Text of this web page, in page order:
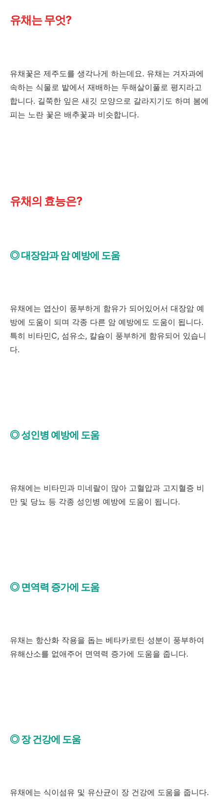
유채는 무엇?
유채꽃은 제주도를 생각나게 하는데요. 유채는 겨자과에
속하는 식물로 밭에서 재배하는 두해살이풀로 평지라고
합니다. 길쭉한 잎은 새깃 모양으로 갈라지기도 하며 봄에
피는 노란 꽃은 배추꽃과 비슷합니다.
유채의 효능은?
◎ 대장암과 암 예방에 도움
유채에는 엽산이 풍부하게 함유가 되어있어서 대장암 예
방에 도움이 되며 각종 다른 암 예방에도 도움이 됩니다.
특히 비타민C, 섬유소, 칼슘이 풍부하게 함유되어 있습니
다.
◎ 성인병 예방에 도움
유채에는 비타민과 미네랄이 많아 고혈압과 고지혈증 비
만 및 당뇨 등 각종 성인병 예방에 도움이 됩니다.
◎ 면역력 증가에 도움
유채는 항산화 작용을 돕는 베타카로틴 성분이 풍부하여
유해산소를 없애주어 면역력 증가에 도움을 줍니다.
◎ 장 건강에 도움
유채에는 식이섬유 및 유산균이 장 건강에 도움을 줍니다.